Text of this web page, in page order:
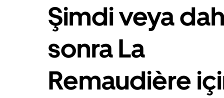
Şimdi veya
sonra La
Remaudière